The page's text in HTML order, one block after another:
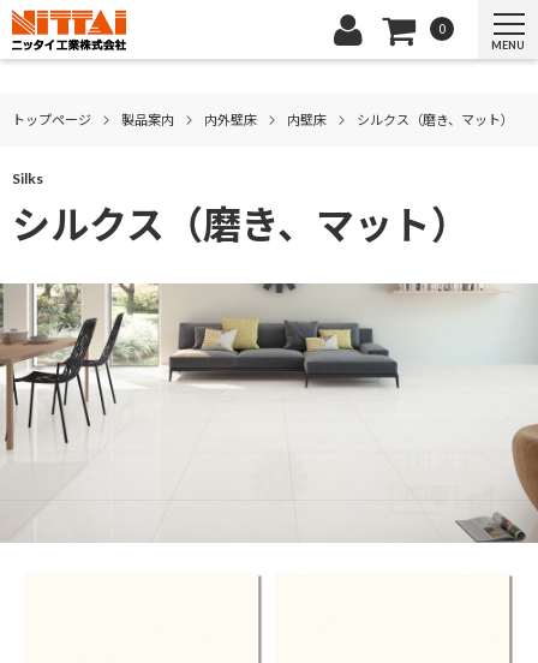
0
MENU
トップページ 製品案内 内外壁床 内壁床 シルクス（磨き、マット）
Silks
シルクス（磨き、マット）